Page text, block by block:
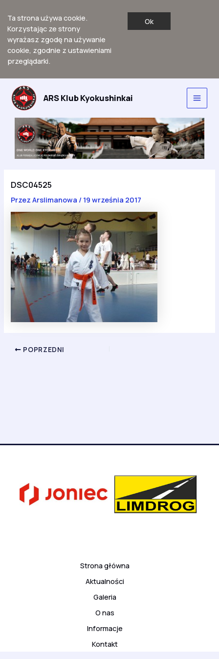
Ta strona używa cookie.
Korzystając ze strony
wyrażasz zgodę na używanie
cookie, zgodnie z ustawieniami
przeglądarki.
Ok
Przejdź
treści
ARS Klub Kyokushinkai
Main
DSC04525
PrzezArslimanowa / 19 września 2017
POPRZEDNI
Strona główna
Aktualności
Galeria
O nas
Informacje
Kontakt